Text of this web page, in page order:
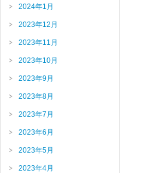
2024年1月
2023年12月
2023年11月
2023年10月
2023年9月
2023年8月
2023年7月
2023年6月
2023年5月
2023年4月